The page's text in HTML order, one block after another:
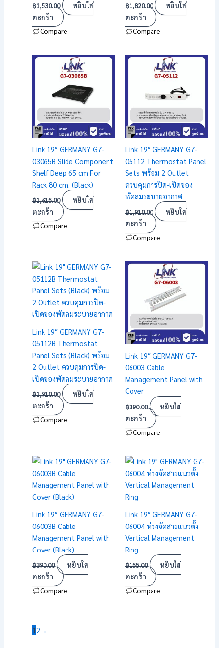
฿1,530.00
หยิบใส่
ตะกร้า
Compare
฿1,820.00
หยิบใส่
ตะกร้า
Compare
Link 19″ GERMANY G7-
03065B Slide Component
Shelf Deep 65 cm For
Rack 80 cm. (Black)
฿1,615.00
หยิบใส่
ตะกร้า
Compare
Link 19″ GERMANY G7-
05112 Thermostat Panel
Sets พร้อม 2 Outlet
ควบคุมการปิด-เปิดของ
พัดลมระบายอากาศ
฿1,910.00
หยิบใส่
ตะกร้า
Compare
Link 19″ GERMANY G7-
05112B Thermostat
Panel Sets (Black) พร้อม
2 Outlet ควบคุมการปิด-
เปิดของพัดลมระบายอากาศ
฿1,910.00
หยิบใส่
ตะกร้า
Compare
Link 19″ GERMANY G7-
06003 Cable
Management Panel with
Cover
฿390.00
หยิบใส่
ตะกร้า
Compare
Link 19″ GERMANY G7-
06003B Cable
Management Panel with
Cover (Black)
฿390.00
หยิบใส่
ตะกร้า
Compare
Link 19″ GERMANY G7-
06004 ห่วงจัดสายแนวตั้ง
Vertical Management
Ring
฿155.00
หยิบใส่
ตะกร้า
Compare
1 2 →